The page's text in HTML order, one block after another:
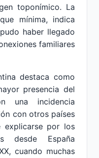
toponímico. La
mínima, indica
haber llegado
familiares
destaca como
presencia del
una incidencia
con otros países
explicarse por los
desde España
cuando muchas